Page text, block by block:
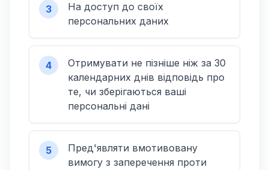
3
На доступ до своїх
персональних даних
4
Отримувати не пізніше ніж за 30
календарних днів відповідь про
те, чи зберігаються ваші
персональні дані
5
Пред'являти вмотивовану
вимогу з заперечення проти